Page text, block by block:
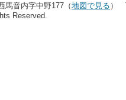
音内字中野177（地図で見る ）
Reserved.